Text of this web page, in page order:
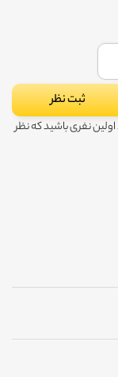
نفری باشید که نظر